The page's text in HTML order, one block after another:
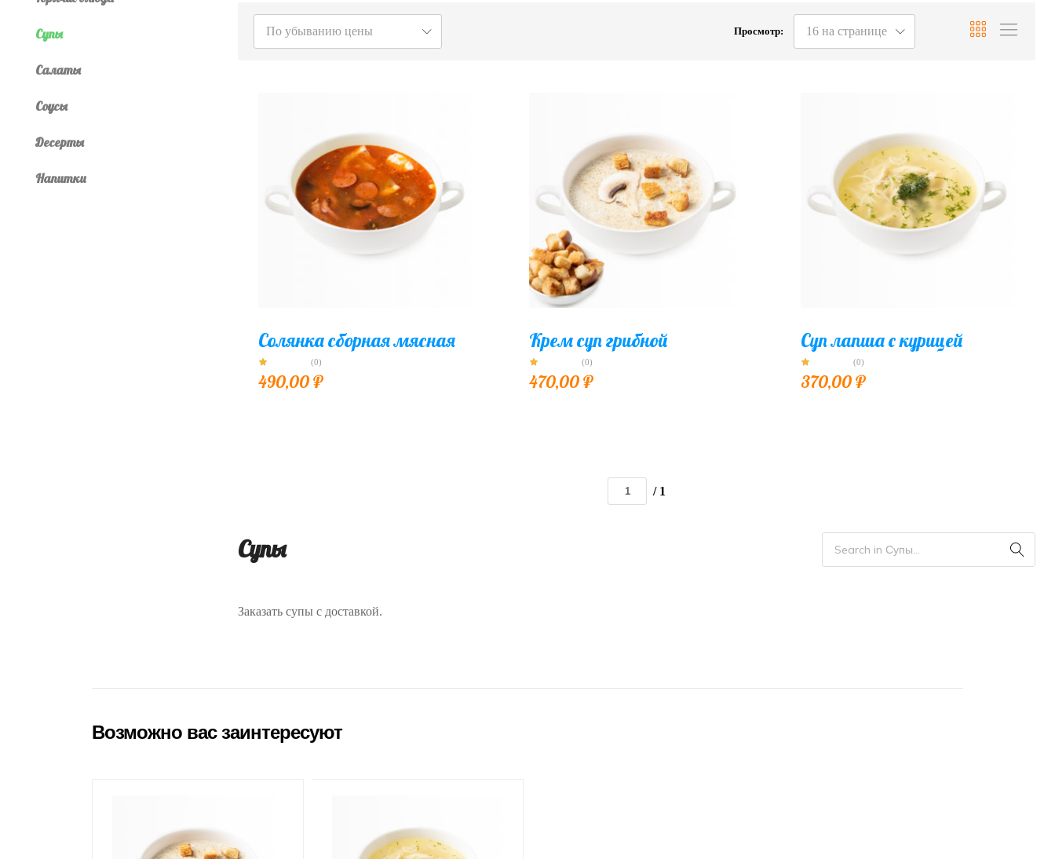
Супы
Салаты
Соусы
Десерты
Напитки
Просмотр: 16 на странице
По убыванию цены
Солянка сборная мясная
(0)
490,00₽
Крем суп грибной
(0)
470,00₽
Суп лапша с курицей
(0)
370,00₽
/ 1
Супы
Заказать супы с доставкой.
Возможно вас заинтересуют